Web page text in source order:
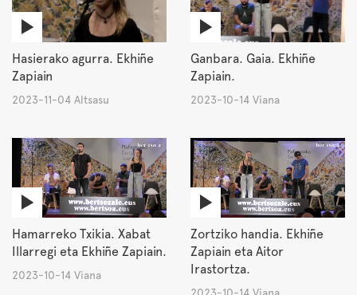
Hasierako agurra. Ekhiñe
Zapiain
2023-11-04 Altsasu
Ganbara. Gaia. Ekhiñe
Zapiain.
2023-10-14 Viana
Hamarreko Txikia. Xabat
Illarregi eta Ekhiñe Zapiain.
2023-10-14 Viana
Zortziko handia. Ekhiñe
Zapiain eta Aitor
Irastortza.